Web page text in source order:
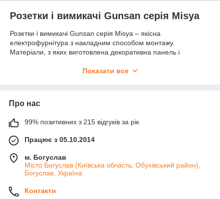
Розетки і вимикачі Gunsan серія Misya
Розетки і вимикачі Gunsan серія Misya – якісна
електрофурнітура з накладним способом монтажу.
Матеріали, з яких виготовлена декоративна панель і
використання в побутових і офісних приміщеннях.
можливості зробити нішу для вбудованих моделей.
Корпус – якісний ABS пластик, довгий час зберігає колір, не
деформується і не втрачає свій зовнішній вигляд в діапазоні
температур від -40°С до +90°С. Збірна конструкція дозволяє
швидко приєднати кабель.
Контактна група Gunsan серія Misya виготовлена з латуні,
має полікарбонатну накладку, яка захищає декоративну
панель від поширення іскри. Вироби дуже швидко
монтуються завдяки наявності пружних лапок.
Показати все
Про нас
99% позитивних з 215 відгуків за рік
Працює з 05.10.2014
м. Богуслав
Місто Богуслав (Київська область, Обухівський район),
Богуслав, Україна
Контакти